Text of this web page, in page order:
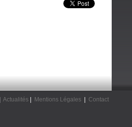
Actualités| Mentions Légales|
Contact